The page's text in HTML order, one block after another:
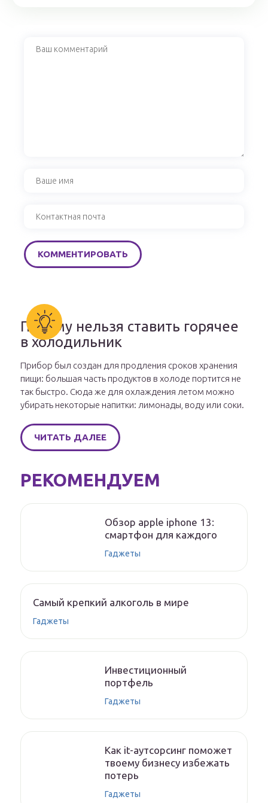
Почему нельзя ставить горячее
в холодильник
Прибор был создан для продления сроков хранения
пищи: большая часть продуктов в холоде портится не
так быстро. Сюда же для охлаждения летом можно
убирать некоторые напитки: лимонады, воду или соки.
ЧИТАТЬ ДАЛЕЕ
РЕКОМЕНДУЕМ
Обзор apple iphone 13:
смартфон для каждого
Гаджеты
Самый крепкий алкоголь в мире
Гаджеты
Инвестиционный
портфель
Гаджеты
Как it-аутсорсинг поможет
твоему бизнесу избежать
потерь
Гаджеты